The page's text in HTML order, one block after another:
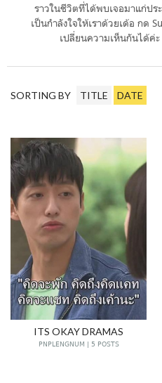
ราวในชีวิตที่ได้พบเจอมาแก่ป
เป็นกำลังใจให้เราด้วยเด้อ กด
เปลี่ยนความเห็นกันได้ค่
SORTING BY TITLE DATE
ITS OKAY DRAMAS
PNPLENGNUM | 5 POSTS